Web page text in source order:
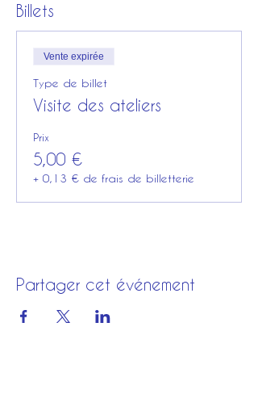
Billets
Vente expirée
Type de billet
Visite des ateliers
Prix
5,00 €
+ 0,13 € de frais de billetterie
Partager cet événement